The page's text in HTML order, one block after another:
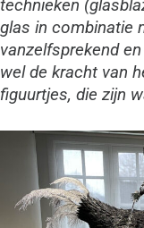
technieken
glas in combinatie
vanzelfsprekend
wel de kracht van
figuurtjes, die zijn